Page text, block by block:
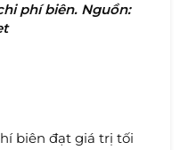
phí biên. Nguồn:
biên đạt giá trị tối